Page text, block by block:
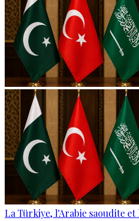
La Türkiye, l'Arabie saoudite